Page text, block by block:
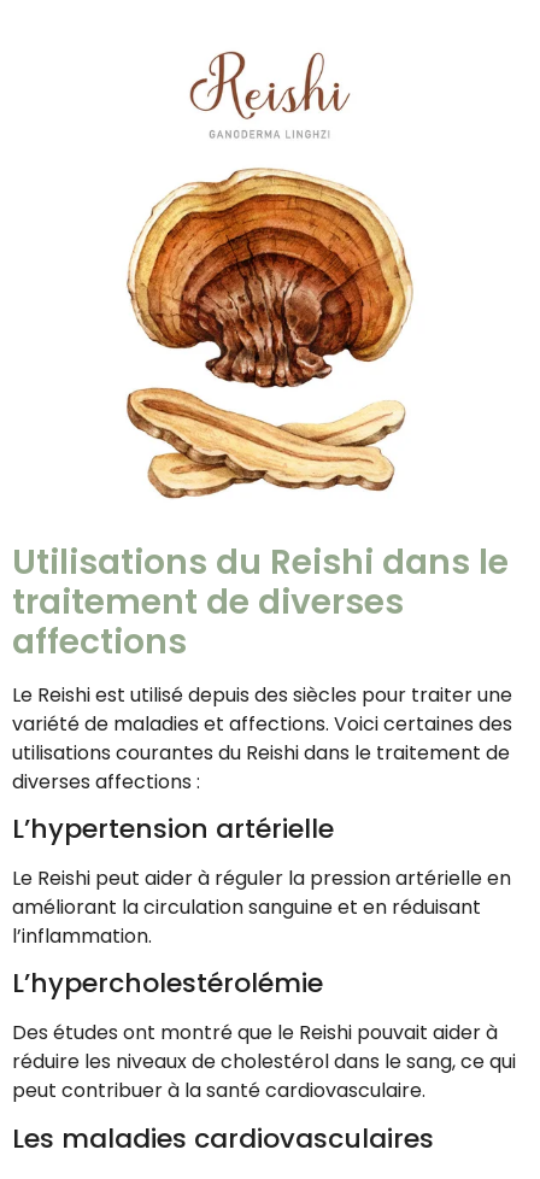
Utilisations du Reishi dans le
traitement de diverses
affections
Le Reishi est utilisé depuis des siècles pour traiter une
variété de maladies et affections. Voici certaines des
utilisations courantes du Reishi dans le traitement de
diverses affections :
L’hypertension artérielle
Le Reishi peut aider à réguler la pression artérielle en
améliorant la circulation sanguine et en réduisant
l’inflammation.
L’hypercholestérolémie
Des études ont montré que le Reishi pouvait aider à
réduire les niveaux de cholestérol dans le sang, ce qui
peut contribuer à la santé cardiovasculaire.
Les maladies cardiovasculaires